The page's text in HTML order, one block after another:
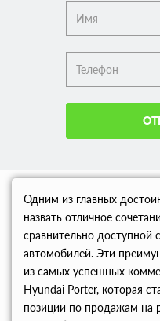
Одним из главных
назвать отличное
сравнительно доступной
автомобилей. Эти
из самых успешных
Hyundai Porter, которая
позиции по продажам на